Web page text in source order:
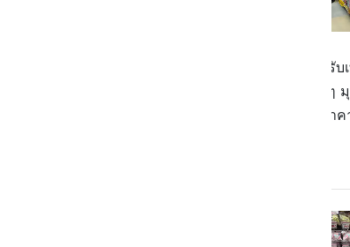
มุมนี้จะเป็นของแต่งบ้านเตรียมต้อน
ดูคือมีน้อยไปหน่อยอ่ะ มีแค่มุมเล็ก ๆ
ส่วนที่ชั้นวางใกล้กันจะเป็นของลดรา